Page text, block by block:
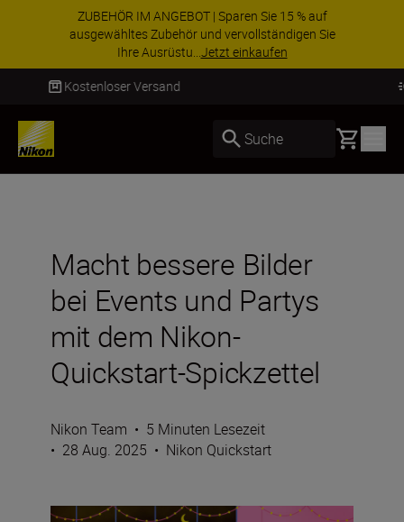
ZUBEHÖR IM ANGEBOT | Sparen Sie 15 % auf
ausgewähltes Zubehör und vervollständigen Sie
Ihre Ausrüstu...Jetzt einkaufen
Lieferung innerhalb von 2–4 Werktagen
Suche Basket
Macht bessere Bilder
bei Events und Partys
mit dem Nikon-
Quickstart-Spickzettel
Nikon Team • 5 Minuten Lesezeit
• 28 Aug. 2025 • Nikon Quickstart